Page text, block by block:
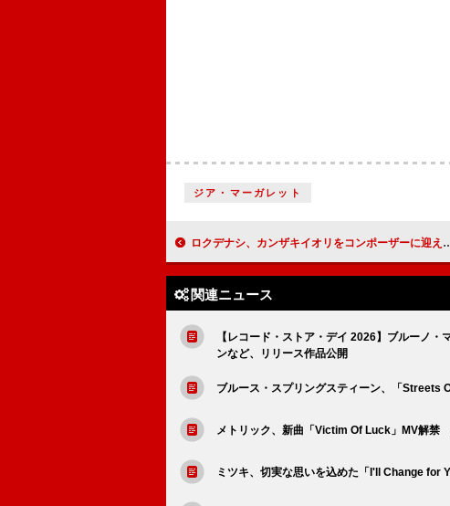
ジア・マーガレット
ロクデナシ、カンザキイオリをコンポーザーに迎えた最新曲「生活の」配信リリース＆MV公開
関連ニュース
【レコード・ストア・デイ 2026】ブルーノ
ンなど、リリース作品公開
ブルース・スプリングスティーン、「Streets
メトリック、新曲「Victim Of Luck」MV解禁
ミツキ、切実な思いを込めた「I'll Change for